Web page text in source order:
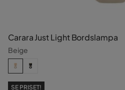
Carara Just Light Bordslampa
Beige
SE PRISET!